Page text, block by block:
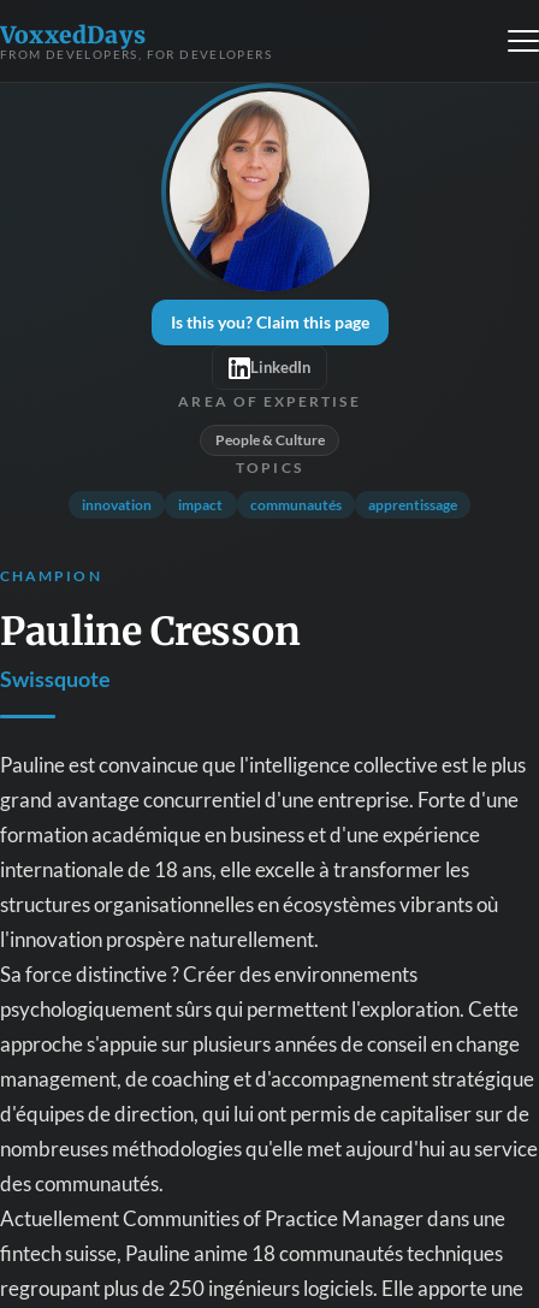
VoxxedDays
FROM DEVELOPERS, FOR DEVELOPERS
Is this you? Claim this page
LinkedIn
AREA OF EXPERTISE
People & Culture
TOPICS
innovation impact communautés apprentissage
CHAMPION
Pauline Cresson
Swissquote
Pauline est convaincue que l'intelligence collective est le plus
grand avantage concurrentiel d'une entreprise. Forte d'une
formation académique en business et d'une expérience
internationale de 18 ans, elle excelle à transformer les
structures organisationnelles en écosystèmes vibrants où
l'innovation prospère naturellement.
Sa force distinctive ? Créer des environnements
psychologiquement sûrs qui permettent l'exploration. Cette
approche s'appuie sur plusieurs années de conseil en change
management, de coaching et d'accompagnement stratégique
d'équipes de direction, qui lui ont permis de capitaliser sur de
nombreuses méthodologies qu'elle met aujourd'hui au service
des communautés.
Actuellement Communities of Practice Manager dans une
fintech suisse, Pauline anime 18 communautés techniques
regroupant plus de 250 ingénieurs logiciels. Elle apporte une